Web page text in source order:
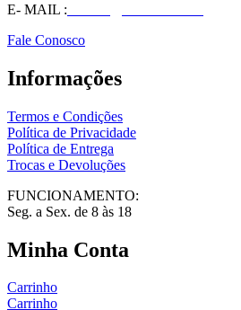
E- MAIL :
Fale Conosco
Informações
Termos e Condições
Política de Privacidade
Política de Entrega
Trocas e Devoluções
FUNCIONAMENTO:
Seg. a Sex. de 8 às 18
Minha Conta
Carrinho
Carrinho